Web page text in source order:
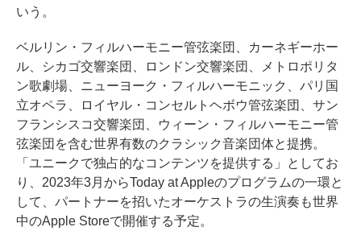
いう。
ベルリン・フィルハーモニー管弦楽団、カーネギーホー
ル、シカゴ交響楽団、ロンドン交響楽団、メトロポリタ
ン歌劇場、ニューヨーク・フィルハーモニック、パリ国
立オペラ、ロイヤル・コンセルトヘボウ管弦楽団、サン
フランシスコ交響楽団、ウィーン・フィルハーモニー管
弦楽団を含む世界有数のクラシック音楽団体と提携。
「ユニークで独占的なコンテンツを提供する」としてお
り、2023年3月からToday at Appleのプログラムの一環と
して、パートナーを招いたオーケストラの生演奏も世界
中のApple Storeで開催する予定。